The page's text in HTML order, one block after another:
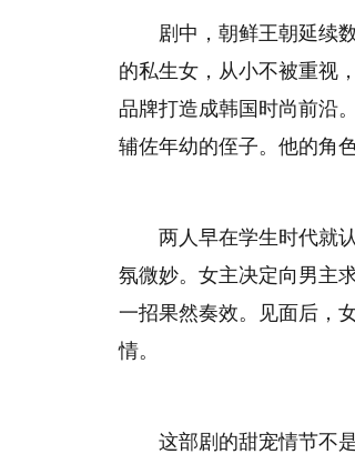
剧中，朝鲜王朝延续
的私生女，从小不被重视
品牌打造成韩国时尚前沿
辅佐年幼的侄子。他的角
两人早在学生时代就
氛微妙。女主决定向男主
一招果然奏效。见面后，
情。
这部剧的甜宠情节不